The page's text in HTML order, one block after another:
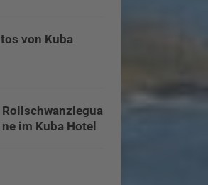
von Kuba
Rollschwanzlegua
ne im Kuba Hotel